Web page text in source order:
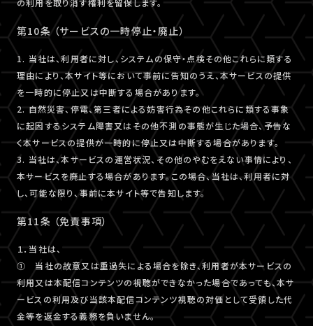
の利用を取り消す権利を留保します。
第10条 （サービスの一時停止・廃止）
1. 当社は、利用者に対し、システムの保守・点検その他これらに類する
理由により、本サイト等において事前に告知のうえ、本サービスの提供
を一時的に停止又は中断する場合があります。
2. 自然災害、停電、第三者による妨害行為その他これらに類する事象
に起因するシステム障害又はその他不測の事態が生じた場合、予告な
く本サービスの提供が一時的に停止又は中断する場合があります。
3. 当社は、本サービスの運営状況、その他のやむをえない事情により、
本サービスを廃止する場合があります。この場合、当社は、利用者に対
し、可能な限り、事前に本サイト等で告知します。
第11条 （免責事項）
１．当社は、
① 当社の故意又は重過失による場合を除き、利用者が本サービスの
利用又は本配信コンテンツの視聴ができなかった場合であっても、本サ
ービスの利用及び当該本配信コンテンツ視聴の対価として受領した代
金等を返金する義務を負いません。